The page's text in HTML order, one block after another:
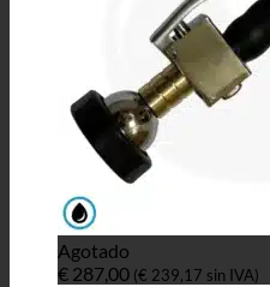
Agotado
€ 287,00 (€ 239,17 sin IVA)